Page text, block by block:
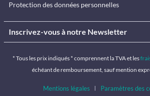
Protection des données personnelles
Inscrivez-vous à notre Newsletter
* Tous les prix indiqués * comprennent la TVA et les
échéant de remboursement, sauf mention
Mentions légales Paramètres des